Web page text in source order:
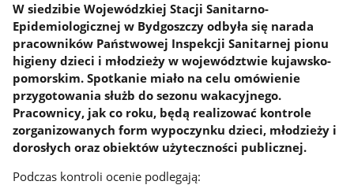
W siedzibie Wojewódzkiej Stacji Sanitarno-
Epidemiologicznej w Bydgoszczy odbyła się narada
pracowników Państwowej Inspekcji Sanitarnej pionu
higieny dzieci i młodzieży w województwie kujawsko-
pomorskim. Spotkanie miało na celu omówienie
przygotowania służb do sezonu wakacyjnego.
Pracownicy, jak co roku, będą realizować kontrole
zorganizowanych form wypoczynku dzieci, młodzieży i
dorosłych oraz obiektów użyteczności publicznej.
Podczas kontroli ocenie podlegają: